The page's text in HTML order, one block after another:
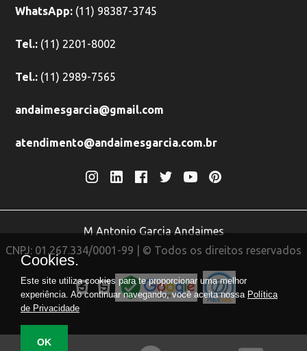
WhatsApp: (11) 98387-3745
Tel.: (11) 2201-8002
Tel.: (11) 2989-7565
andaimesgarcia@gmail.com
atendimento@andaimesgarcia.com.br
M Antonio Garcia Andaimes
CNPJ: 01.267.334/0001-99 | © Todos os direitos reservados
Cookies.
Este site utiliza cookies para te proporcionar uma melhor
experiência. Ao continuar navegando, você aceita nossa Política
de Privacidade
OK